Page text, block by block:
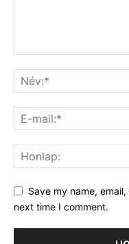
Save my name,
next time I comment.